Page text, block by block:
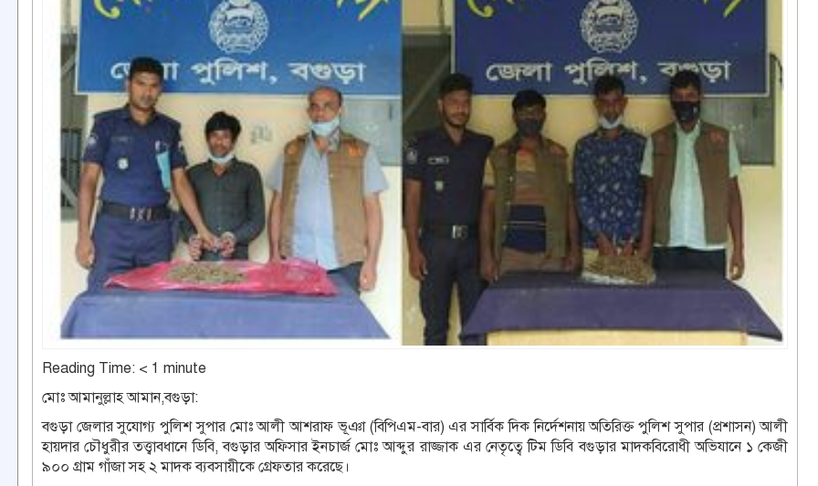
Reading Time: < 1 minute
মোঃ আমানুল্লাহ আমান,বগুড়া:
বগুড়া জেলার সুযোগ্য পুলিশ সুপার মোঃ আলী আশরাফ ভূঞা (বিপিএম-বার) এর সার্বিক দিক নির্দেশনায় অতিরিক্ত পুলিশ সুপার (প্রশাসন) আলী
হায়দার চৌধুরীর তত্ত্বাবধানে ডিবি, বগুড়ার অফিসার ইনচার্জ মোঃ আব্দুর রাজ্জাক এর নেতৃত্বে টিম ডিবি বগুড়ার মাদকবিরোধী অভিযানে ১ কেজী
৯০০ গ্রাম গাঁজা সহ ২ মাদক ব্যবসায়ীকে গ্রেফতার করেছে।